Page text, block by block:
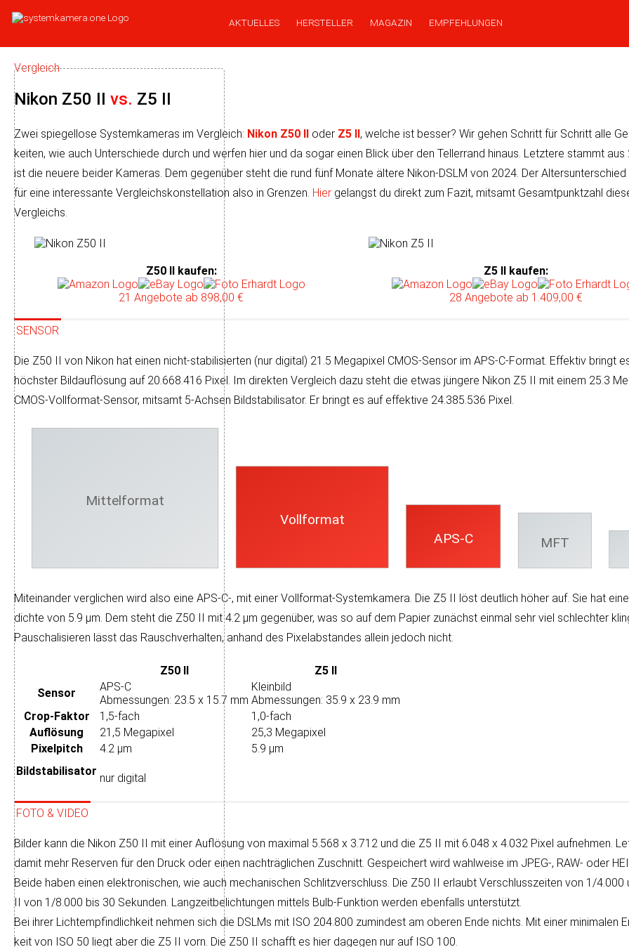
AKTUELLES HERSTELLER MAGAZIN EMPFEHLUNGEN
Vergleich
Nikon Z50 II vs. Z5 II
Zwei spiegellose Systemkameras im Vergleich: Nikon Z50 II oder Z5 II, wel­che ist bes­ser? Wir ge­hen Schritt für Schritt alle
kei­ten, wie auch Unter­schiede durch und wer­fen hier und da so­gar einen Blick über den Teller­rand hinaus. Letz­tere stammt aus
ist die neuere bei­der Kameras. Dem ge­gen­über steht die rund fünf Monate ältere Nikon-DSLM von 2024. Der
für eine interes­sante Ver­gleichs­kons­tel­la­tion also in Grenzen. Hier gelangst du direkt zum Fazit, mit­samt Gesamt­punk­tzahl
Vergleichs.
Z50 II kaufen:
21 Angebote ab 898,00 €
Z5 II kaufen:
28 Angebote ab 1.409,00 €
SENSOR
Die Z50 II von Nikon hat einen nicht-sta­bi­li­sier­ten (nur digital) 21.5 Mega­pixel CMOS-Sen­sor im APS-C-Format. Effek­tiv bringt
höchs­ter Bild­auf­lö­sung auf 20.668.416 Pixel. Im direk­ten Ver­gleich da­zu steht die etwas jün­gere Nikon Z5 II mit einem 25.3
CMOS-Voll­format-Sensor, mit­samt 5-Achsen Bild­sta­bi­li­sa­tor. Er bringt es auf effek­tive 24.385.536 Pixel.
Mittelformat
Vollformat
APS-C MFT
Miteinander verglichen wird also eine APS-C-, mit einer Voll­format-System­kamera. Die Z5 II löst deut­lich höher auf. Sie hat
dichte von 5.9 µm. Dem steht die Z50 II mit 4.2 µm ge­gen­über, was so auf dem Papier zu­nächst ein­mal sehr viel schlech­ter
Pau­scha­li­sieren lässt das Rausch­ver­hal­ten, an­hand des Pixel­ab­stan­des allein je­doch nicht.
Z50 II
Z5 II
Sensor
APS-C
Abmessungen: 23.5 x 15.7 mm
Kleinbild
Abmessungen: 35.9 x 23.9 mm
Crop-Faktor
1,5-fach
1,0-fach
Auflösung
21,5 Megapixel
25,3 Megapixel
Pixelpitch
4.2 µm
5.9 µm
Bildstabilisator
nur digital
FOTO & VIDEO
Bilder kann die Nikon Z50 II mit einer Auf­lö­sung von maxi­mal 5.568 x 3.712 und die Z5 II mit 6.048 x 4.032 Pixel auf­neh­men.
da­mit mehr Re­ser­ven für den Druck oder einen nach­träg­lichen Zu­schnitt. Ge­spei­chert wird wahl­weise im JPEG-, RAW- oder
Beide haben einen elektronischen, wie auch mechanischen Schlitzverschluss. Die Z50 II er­laubt Ver­schluss­zei­ten von 1/4.000
II von 1/8.000 bis 30 Sekun­den. Lang­zeit­be­lich­tun­gen mit­tels Bulb-Funk­tion werden eben­falls unterstützt.
Bei ihrer Licht­emp­find­lich­keit nehmen sich die DSLMs mit ISO 204.800 zu­min­dest am oberen Ende nichts. Mit einer mini­ma­len
keit von ISO 50 liegt aber die Z5 II vorn. Die Z50 II schafft es hier da­ge­gen nur auf ISO 100.